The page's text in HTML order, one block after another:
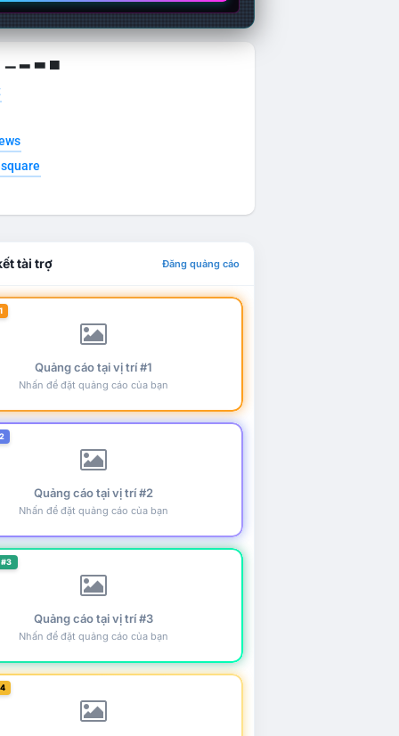
▁ ▂ ▃ ▄
tài trợ Đăng quảng cáo
Quảng cáo tại vị trí #1
Nhấn để đặt quảng cáo của bạn
Quảng cáo tại vị trí #2
Nhấn để đặt quảng cáo của bạn
Quảng cáo tại vị trí #3
Nhấn để đặt quảng cáo của bạn